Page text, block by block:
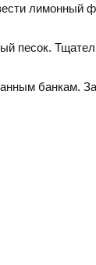
лимонный
песок.
банкам.